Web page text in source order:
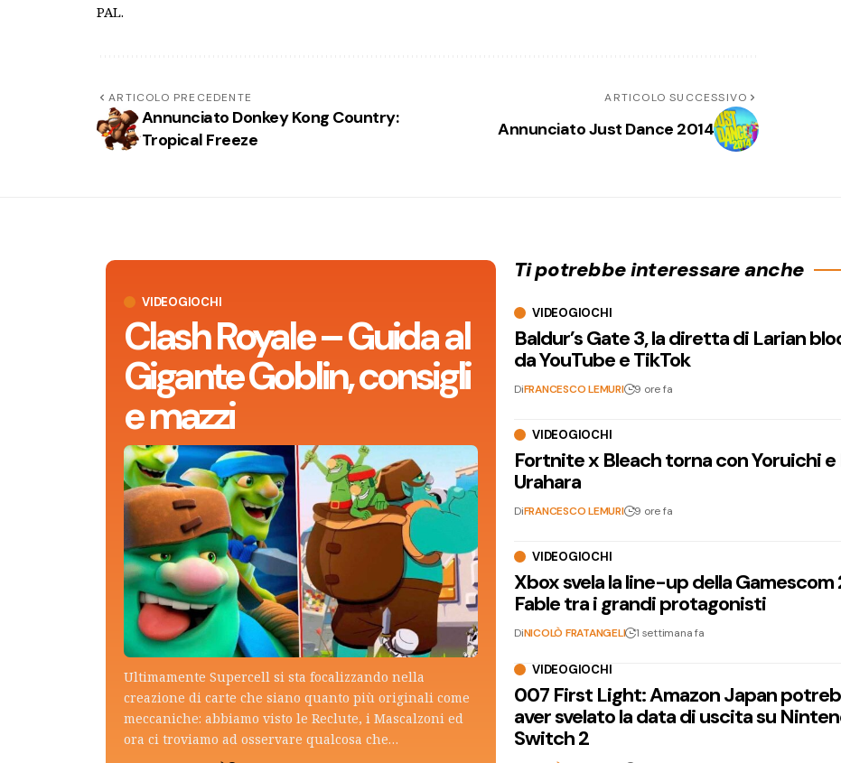
PAL.
ARTICOLO PRECEDENTE
Annunciato Donkey Kong Country:
Tropical Freeze
ARTICOLO SUCCESSIVO
Annunciato Just Dance 2014
VIDEOGIOCHI
Clash Royale – Guida al
Gigante Goblin, consigli
e mazzi
Ultimamente Supercell si sta focalizzando nella
creazione di carte che siano quanto più originali come
meccaniche: abbiamo visto le Reclute, i Mascalzoni ed
ora ci troviamo ad osservare qualcosa che…
Ti potrebbe interessare anche
VIDEOGIOCHI
Baldur’s Gate 3, la diretta di Larian
da YouTube e TikTok
DiFRANCESCO LEMURI 9 ore fa
VIDEOGIOCHI
Fortnite x Bleach torna con Yoruichi e
Urahara
DiFRANCESCO LEMURI 9 ore fa
VIDEOGIOCHI
Xbox svela la line-up della
Fable tra i grandi protagonisti
DiNICOLÒ FRATANGELI 1 settimana fa
VIDEOGIOCHI
007 First Light: Amazon Japan
aver svelato la data di uscita su
Switch 2